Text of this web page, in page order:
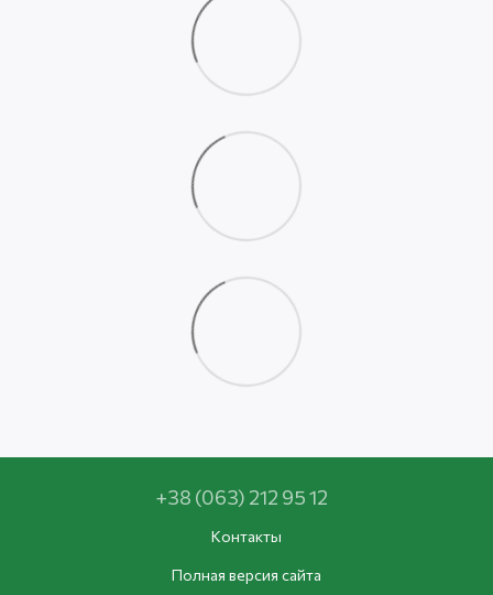
+38 (063) 212 95 12
Контакты
Полная версия сайта